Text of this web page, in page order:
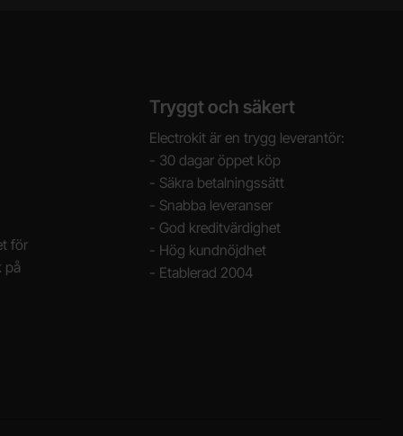
för
på
Tryggt och säkert
Electrokit är en trygg leverantör:
- 30 dagar öppet köp
- Säkra betalningssätt
- Snabba leveranser
- God kreditvärdighet
- Hög kundnöjdhet
- Etablerad 2004